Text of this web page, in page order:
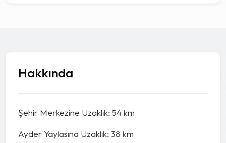
Hakkında
Şehir Merkezine Uzaklık: 54 km
Ayder Yaylasına Uzaklık: 38 km